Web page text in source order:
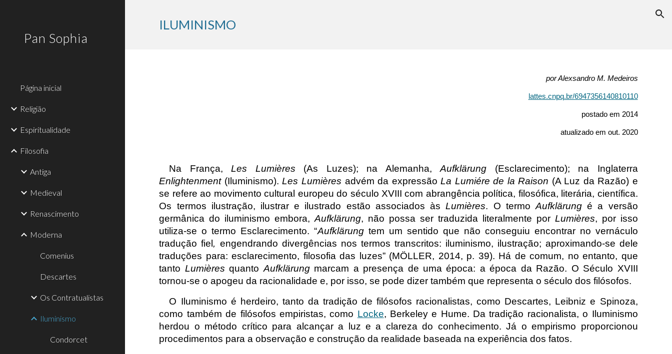
Skip to main content
Pan Sophia
Página inicial
Religião
Espiritualidade
Filosofia
Antiga
Medieval
Renascimento
Moderna
Comenius
Descartes
Os Contratualistas
Iluminismo
Condorcet
ILUMINISMO
por Alexsandro M. Medeiros
lattes.cnpq.br/6947356140810110
postado em 2014
atualizado em out. 2020
Na França,Les Lumières (As Luzes); na Alemanha,Aufklärung (Esclarecimento); na Inglaterra
Enlightenment(Iluminismo).Les Lumières advém da expressãoLa Lumiére de la Raison (A Luz da Razão) e
se refere ao movimento cultural europeu do século XVIII com abrangência política, filosófica, literária, científica.
Os termos ilustração, ilustrar e ilustrado estão associados àsLumières. O termo Aufklärungé a versão
germânica do iluminismo embora,Aufklärung, não possa ser traduzida literalmente por Lumières, por isso
utiliza-se o termo Esclarecimento. “Aufklärung tem um sentido que não conseguiu encontrar no vernáculo
tradução fiel , engendrando divergências nos termos transcritos: iluminismo, ilustração; aproximando-se dele
traduções para: esclarecimento, filosofia das luzes” (MÖLLER, 2014, p. 39). Há de comum, no entanto, que
tanto Lumières quanto Aufklärungmarcam a presença de uma época: a época da Razão. O Século XVIII
tornou-se o apogeu da racionalidade e, por isso, se pode dizer também que representa o século dos filósofos.
O Iluminismo é herdeiro, tanto da tradição de filósofos racionalistas, como Descartes, Leibniz e Spinoza,
como também de filósofos empiristas, como Locke, Berkeley e Hume. Da tradição racionalista, o Iluminismo
herdou o método crítico para alcançar a luz e a clareza do conhecimento. Já o empirismo proporcionou
procedimentos para a observação e construção da realidade baseada na experiência dos fatos.